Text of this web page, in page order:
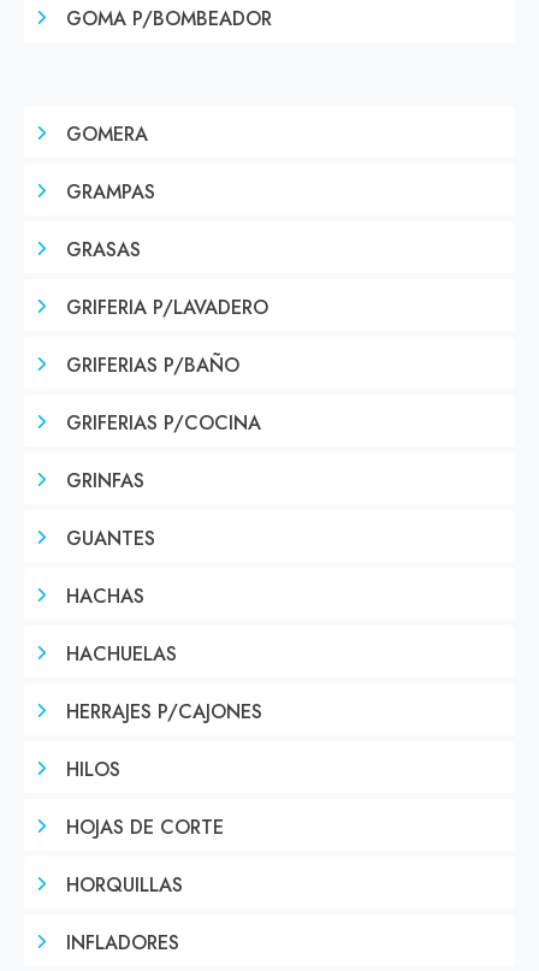
GOMA P/BOMBEADOR
GOMERA
GRAMPAS
GRASAS
GRIFERIA P/LAVADERO
GRIFERIAS P/BAÑO
GRIFERIAS P/COCINA
GRINFAS
GUANTES
HACHAS
HACHUELAS
HERRAJES P/CAJONES
HILOS
HOJAS DE CORTE
HORQUILLAS
INFLADORES